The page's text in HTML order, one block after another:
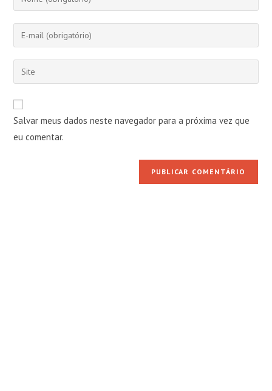
seu
nome
ou
de
usuário
para
comentar
Digite
seu
endereço
de
para
comentar
Digite
o
do
seu
site
Salvar meus dados neste navegador para a próxima vez que
eu comentar.